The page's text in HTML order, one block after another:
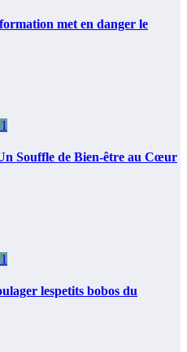
met en danger le
Souffle de Bien-être au Cœur
lespetits bobos du